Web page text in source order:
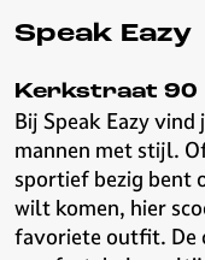
Speak Eazy
Kerkstraat 90
Bij Speak Eazy
mannen met stijl.
sportief bezig bent
wilt komen, hier
favoriete outfit. De